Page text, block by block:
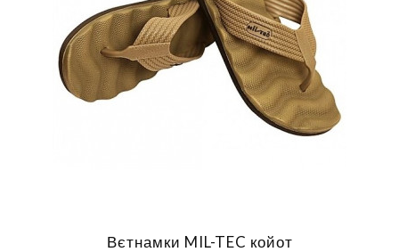
Вєтнамки MIL-TEC койот